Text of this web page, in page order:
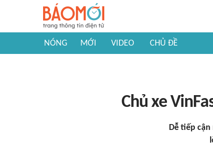
NÓNG MỚI VIDEO CHỦ ĐỀ
Chủ xe
Dễ tiếp